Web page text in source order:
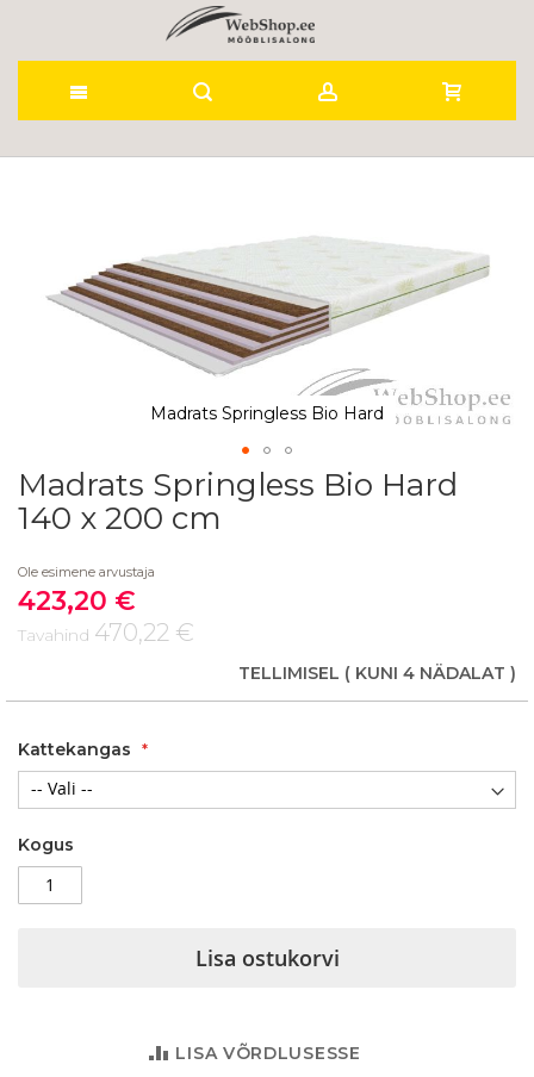
Madrats Springless Bio Hard
Skip
to
the
of
the
images
gallery
Madrats Springless Bio Hard
140 x 200 cm
Ole esimene arvustaja
Soodushind
423,20 €
Tavahind 470,22 €
TELLIMISEL ( KUNI 4 NÄDALAT )
Kattekangas
Kogus
Lisa ostukorvi
LISA VÕRDLUSESSE